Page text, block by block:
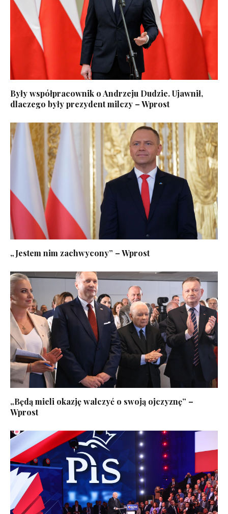
Były współpracownik o Andrzeju Dudzie. Ujawnił,
dlaczego były prezydent milczy – Wprost
„Jestem nim zachwycony” – Wprost
„Będą mieli okazję walczyć o swoją ojczyznę” –
Wprost